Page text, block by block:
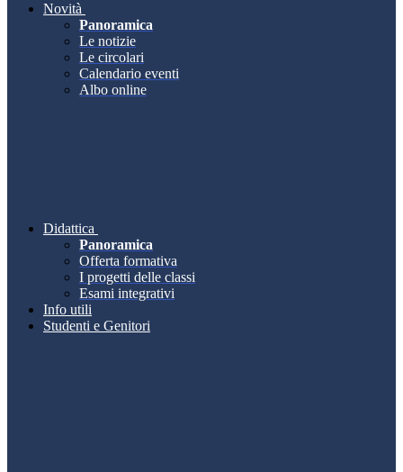
Novità
Panoramica
Le notizie
Le circolari
Calendario eventi
Albo online
Didattica
Panoramica
Offerta formativa
I progetti delle classi
Esami integrativi
Info utili
Studenti e Genitori